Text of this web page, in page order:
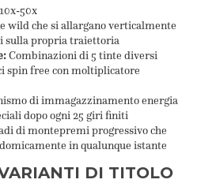
50x
wild che si allargano verticalmente
sulla propria traiettoria
Combinazioni di 5 tinte diversi
spin free con moltiplicatore
di immagazzinamento energia
dopo ogni 25 giri finiti
di montepremi progressivo che
in qualunque istante
DI TITOLO